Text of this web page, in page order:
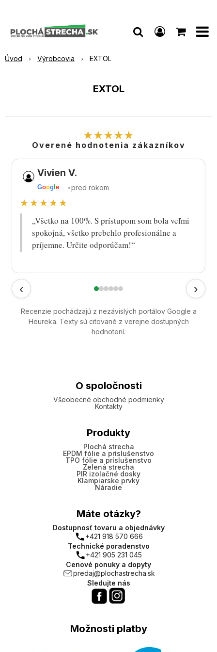
Úvod Výrobcovia EXTOL
EXTOL
★★★★★
Overené hodnotenia zákazníkov
‹
Vivien V.
Goog le •pred rokom
★★★★★
„Všetko na 100%. S prístupom som bola veľmi
spokojná, všetko prebehlo profesionálne a
príjemne. Určite odporúčam!“
›
Recenzie pochádzajú z nezávislých portálov Google a
Heureka. Texty sú citované z verejne dostupných
hodnotení.
O spoločnosti
Všeobecné obchodné podmienky
Kontakty
Produkty
Plochá strecha
EPDM fólie a príslušenstvo
TPO fólie a príslušenstvo
Zelená strecha
PIR izolačné dosky
Klampiarske prvky
Náradie
Máte otázky?
Dostupnosť tovaru a objednávky
+421 918 570 666
Technické poradenstvo
+421 905 231 045
Cenové ponuky a dopyty
predaj@plochastrecha.sk
Sledujte nás
Možnosti platby